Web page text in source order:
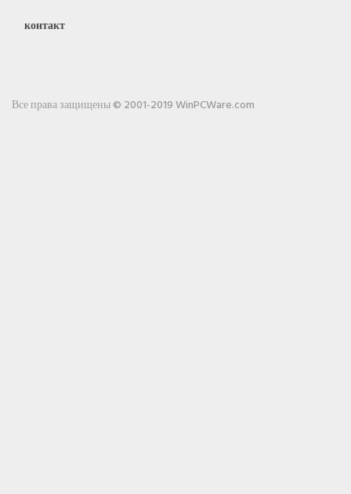
контакт
Все права защищены © 2001-2019 WinPCWare.com